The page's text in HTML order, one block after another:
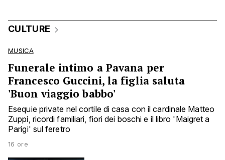
CULTURE
MUSICA
Funerale intimo a Pavana per
Francesco Guccini, la figlia saluta
'Buon viaggio babbo'
Esequie private nel cortile di casa con il cardinale Matteo
Zuppi, ricordi familiari, fiori dei boschi e il libro 'Maigret a
Parigi' sul feretro
16 ore